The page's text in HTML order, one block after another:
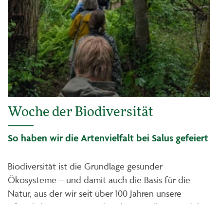
Woche der Biodiversität
So haben wir die Artenvielfalt bei Salus gefeiert
Biodiversität ist die Grundlage gesunder
Ökosysteme – und damit auch die Basis für die
Natur, aus der wir seit über 100 Jahren unsere